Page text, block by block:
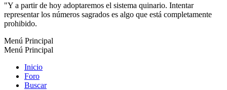
"Y a partir de hoy adoptaremos el sistema quinario. Intentar
representar los números sagrados es algo que está completamente
prohibido.
Menú Principal
Menú Principal
Inicio
Foro
Buscar